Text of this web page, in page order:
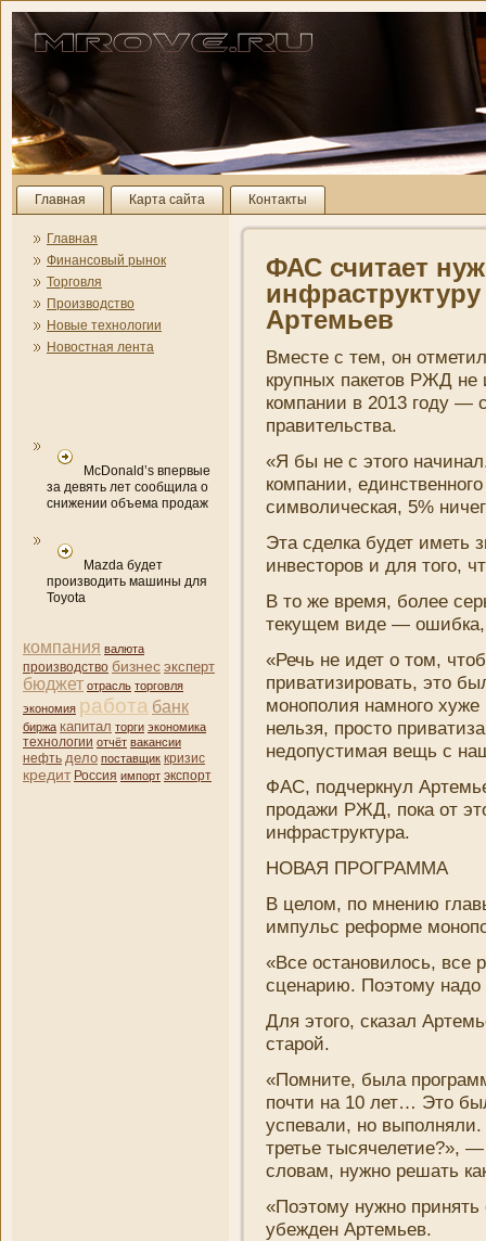
Главная Карта сайта Контакты
Главная
Финансовый рынок
Торговля
Производство
Новые технологии
Новостная лента
McDonald’s впервые
за девять лет сообщила о
снижении объема продаж
Mazda будет
производить машины для
Toyota
компани­я валюта
производство бизнес эксперт
бюджет отрасль торговля
экономия работа банк
биржа капитал торги экономика
технологии отчёт вакансии
нефть дело поставщик кризис
кредит Россия импорт экспорт
ФАС считает
Артемьев
Вместе с тем, он
крупных пакетов РЖД не
компани­и в 2013 году —
правительства.
«Я бы не с этого
компани­и,
символическая, 5%
Эта сделка будет иметь
инвесторов и для того,
В то же время, более
текущем виде — ошибка,
«Речь не идет о том,
приватизировать, это
монополия намного хуже
нельзя, просто
недопустимая вещь с
ФАС, подчеркнул
продажи РЖД, пока от
инфраструктура.
НОВАЯ ПРОГРАММА
В целом, по мнени­ю
импульс реформе
«Все остановилось, все
сценарию. Поэтому
Для этого, сказал
старой.
«Помни­те, была
почти на 10 лет… Это
успевали, но
третье тысячелетие?»,
словам, нужно решать
«Поэтому нужно
убежден Артемьев.